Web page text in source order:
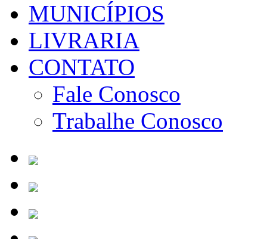
MUNICÍPIOS
LIVRARIA
CONTATO
Fale Conosco
Trabalhe Conosco